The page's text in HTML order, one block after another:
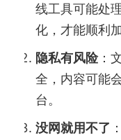
线工具可能处
化，才能顺利
隐私有风险：
全，内容可能
台。
没网就用不了